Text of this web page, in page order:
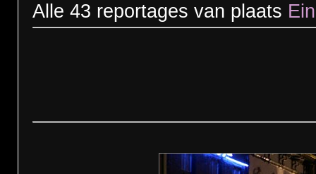
Alle 43 reportages van plaats